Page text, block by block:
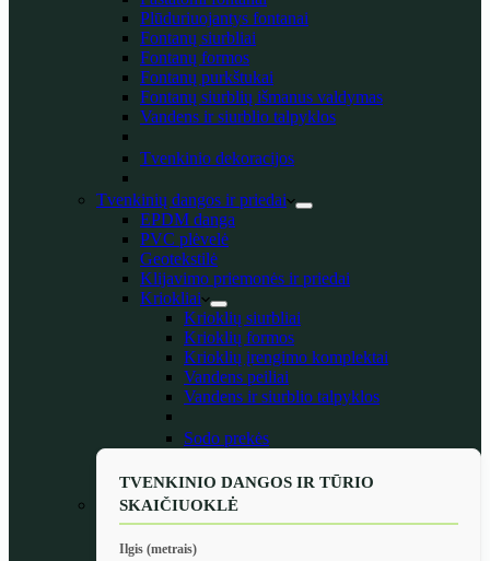
Plūduriuojantys fontanai
Fontanų siurbliai
Fontanų formos
Fontanų purkštukai
Fontanų siurblių išmanus valdymas
Vandens ir siurblio talpyklos
Tvenkinio dekoracijos
Tvenkinių dangos ir priedai
EPDM danga
PVC plėvelė
Geotekstilė
Klijavimo priemonės ir priedai
Kriokliai
Krioklių siurbliai
Krioklių formos
Krioklių įrengimo komplektai
Vandens peiliai
Vandens ir siurblio talpyklos
Sodo prekės
TVENKINIO DANGOS IR TŪRIO
SKAIČIUOKLĖ
Ilgis (metrais)